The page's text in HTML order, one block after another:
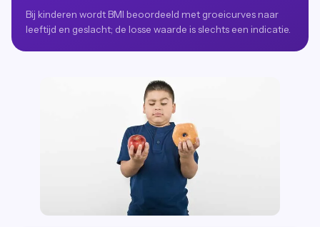
Bij kinderen wordt BMI beoordeeld met groeicurves naar
leeftijd en geslacht; de losse waarde is slechts een indicatie.